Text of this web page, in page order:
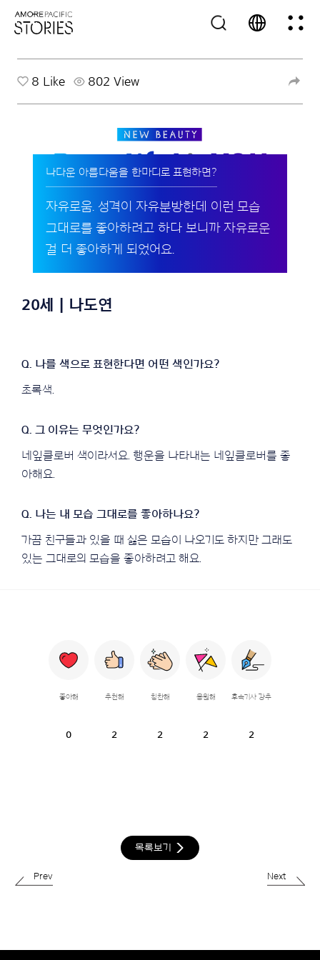
8 Like 802 View
나다운 아름다움을 한마디로 표현하면?
자유로움. 성격이 자유분방한데 이런 모습
그대로를 좋아하려고 하다 보니까 자유로운
걸 더 좋아하게 되었어요.
20세 | 나도연
초록색.
네잎클로버 색이라서요. 행운을 나타내는 네잎클로버를 좋
아해요.
가끔 친구들과 있을 때 싫은 모습이 나오기도 하지만 그래도
있는 그대로의 모습을 좋아하려고 해요.
좋아해
0
추천해
2
칭찬해
2
응원해
2
후속기사 강추
2
목록보기
Prev Next